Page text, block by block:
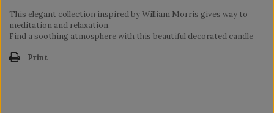
This elegant collection inspired by William Morris gives way to
meditation and relaxation.
Find a soothing atmosphere with this beautiful decorated candle
Print